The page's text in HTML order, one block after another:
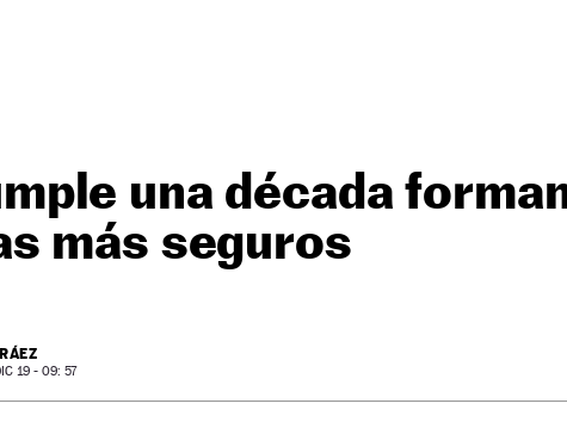
una década
más seguros
19 - 09: 57